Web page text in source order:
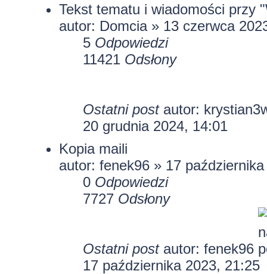
Tekst tematu i wiadomości przy
autor: Domcia» 13 czerwca
5 Odpowiedzi
11421 Odsłony
Ostatni post autor:
20 grudnia 2024, 14:01
Kopia maili
autor: fenek96» 17
0 Odpowiedzi
7727 Odsłony
Ostatni post autor: fenek96
17 października 2023, 21:25